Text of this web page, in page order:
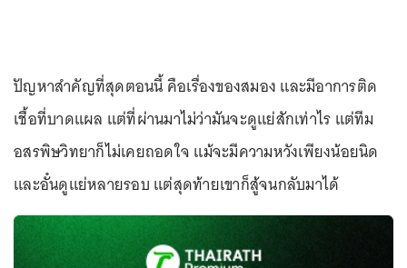
ปัญหาสำคัญที่สุดตอนนี้ คือเรื่องของสมอง และมีอาการติด
เชื้อที่บาดแผล แต่ที่ผ่านมาไม่ว่ามันจะดูแย่สักเท่าไร แต่ทีม
อสรพิษวิทยาก็ไม่เคยถอดใจ แม้จะมีความหวังเพียงน้อยนิด
และอั๋นดูแย่หลายรอบ แต่สุดท้ายเขาก็สู้จนกลับมาได้